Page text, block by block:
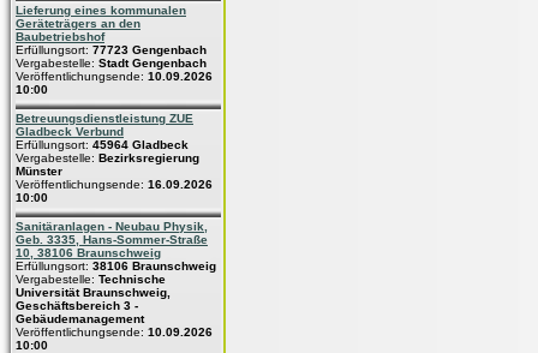
Lieferung eines kommunalen
Geräteträgers an den
Baubetriebshof
Erfüllungsort: 77723 Gengenbach
Vergabestelle: Stadt Gengenbach
Veröffentlichungsende: 10.09.2026
10:00
Betreuungsdienstleistung ZUE
Gladbeck Verbund
Erfüllungsort: 45964 Gladbeck
Vergabestelle: Bezirksregierung
Münster
Veröffentlichungsende: 16.09.2026
10:00
Sanitäranlagen - Neubau Physik,
Geb. 3335, Hans-Sommer-Straße
10, 38106 Braunschweig
Erfüllungsort: 38106 Braunschweig
Vergabestelle: Technische
Universität Braunschweig,
Geschäftsbereich 3 -
Gebäudemanagement
Veröffentlichungsende: 10.09.2026
10:00